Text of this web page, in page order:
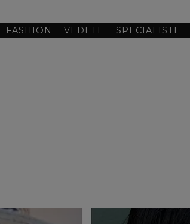
FASHION VEDETE SPECIALISTI